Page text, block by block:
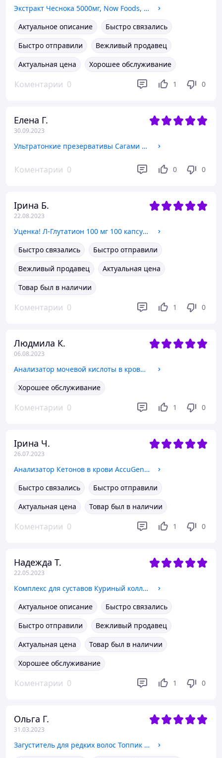
Экстракт Чеснока 5000мг, Now Foods, Garlic 5000, 90 таблеток
Актуальное описание
Быстро связались
Быстро отправили
Вежливый продавец
Актуальная цена
Хорошее обслуживание
Коментарии 0 1 0
Елена Г.
30.09.2023
Ультратонкие презервативы Сагами Original 0.01 мм 5 шт
Коментарии 0 0 0
Ірина Б.
22.08.2023
Уценка! Л-Глутатион 100 мг 100 капсул / L-Glutathione Swanson USA
Быстро связались
Быстро отправили
Вежливый продавец
Актуальная цена
Товар был в наличии
Коментарии 0 1 0
Людмила К.
06.08.2023
Анализатор мочевой кислоты в крови AccuGence PLUS
Хорошее обслуживание
Коментарии 0 1 0
Ірина Ч.
26.07.2023
Анализатор Кетонов в крови AccuGence
Быстро связались
Быстро отправили
Актуальная цена
Товар был в наличии
Коментарии 0 1 0
Надежда Т.
22.05.2023
Комплекс для суставов Куриный коллаген с гиалуроновой кислотой 120 капсул Collagen Joint Complex NeoCell
Актуальное описание
Быстро связались
Быстро отправили
Вежливый продавец
Актуальная цена
Товар был в наличии
Хорошее обслуживание
Коментарии 0 1 0
Ольга Г.
31.03.2023
Загуститель для редких волос Топпик Черный 27,5 г / Toppik Black